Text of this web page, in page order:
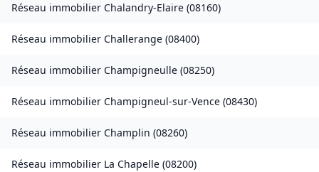
Réseau immobilier Chalandry-Elaire (08160)
Réseau immobilier Challerange (08400)
Réseau immobilier Champigneulle (08250)
Réseau immobilier Champigneul-sur-Vence (08430)
Réseau immobilier Champlin (08260)
Réseau immobilier La Chapelle (08200)